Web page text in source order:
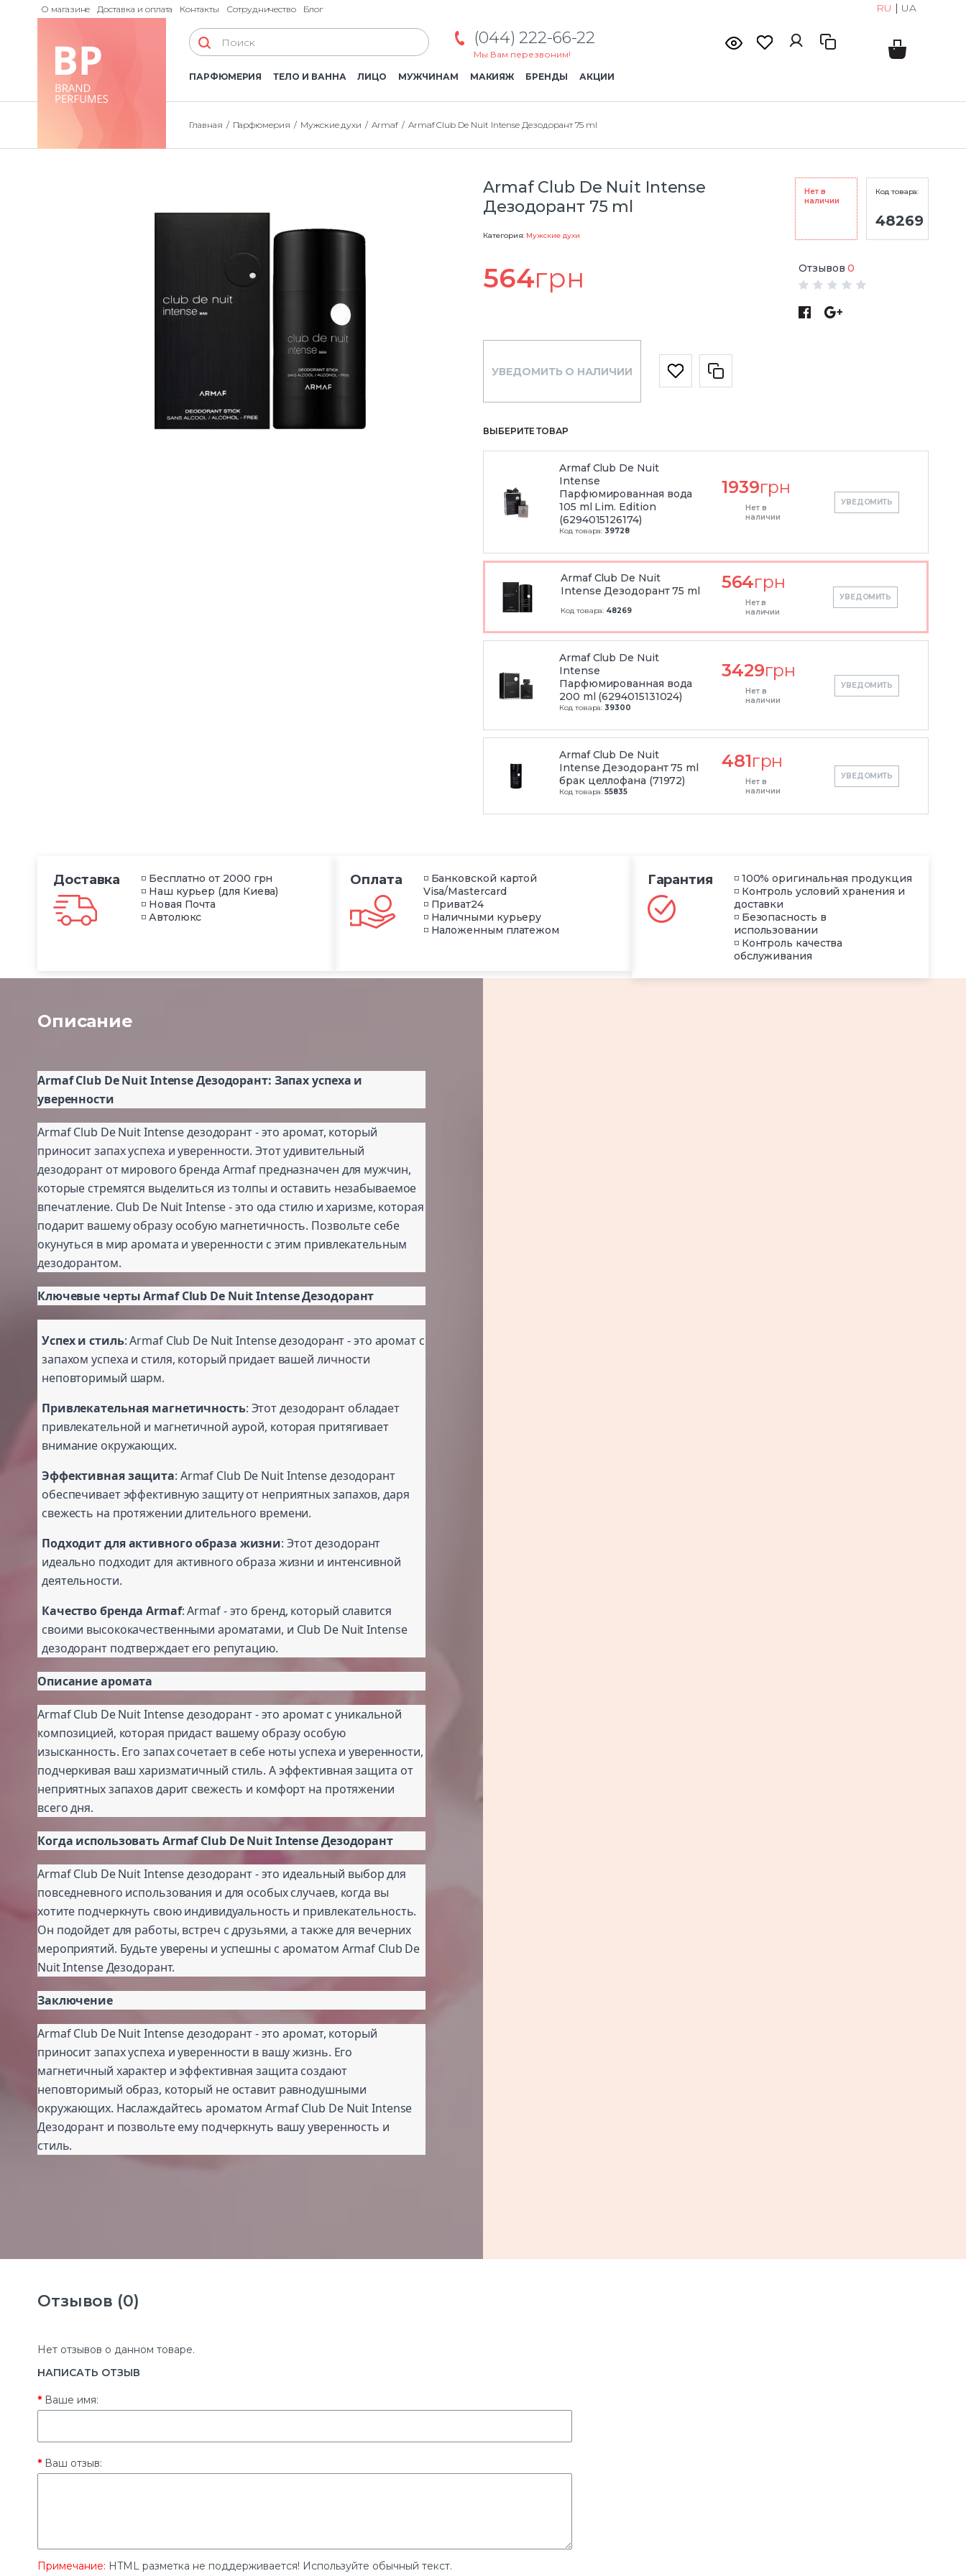
О магазине Доставка и оплата Контакты Сотрудничество Блог RU | UA
(044) 222-66-22
Мы Вам перезвоним!
ПАРФЮМЕРИЯ ТЕЛО И ВАННА ЛИЦО МУЖЧИНАМ МАКИЯЖ БРЕНДЫ АКЦИИ
Главная Парфюмерия Мужские духи Armaf Armaf Club De Nuit Intense Дезодорант 75 ml
Armaf Club De Nuit Intense
Дезодорант 75 ml
Категория: Мужские духи
Нет в
наличии
Код товара:
48269
564грн Отзывов 0
УВЕДОМИТЬ О НАЛИЧИИ
ВЫБЕРИТЕ ТОВАР
Armaf Club De Nuit
Intense
Парфюмированная вода
105 ml Lim. Edition
(6294015126174)
Код товара: 39728
1939грн
Нет в
наличии
УВЕДОМИТЬ
Armaf Club De Nuit
Intense Дезодорант 75 ml
Код товара: 48269
564грн
Нет в
наличии
УВЕДОМИТЬ
Armaf Club De Nuit
Intense
Парфюмированная вода
200 ml (6294015131024)
Код товара: 39300
3429грн
Нет в
наличии
УВЕДОМИТЬ
Armaf Club De Nuit
Intense Дезодорант 75 ml
брак целлофана (71972)
Код товара: 55835
481грн
Нет в
наличии
УВЕДОМИТЬ
Доставка
◽ Бесплатно от 2000 грн
◽ Наш курьер (для Киева)
◽ Новая Почта
◽ Автолюкс
Оплата
◽ Банковской картой
Visa/Mastercard
◽ Приват24
◽ Наличными курьеру
◽ Наложенным платежом
Гарантия
◽ 100% оригинальная продукция
◽ Контроль условий хранения и
доставки
◽ Безопасность в
использовании
◽ Контроль качества
обслуживания
Описание
Armaf Club De Nuit Intense Дезодорант: Запах успеха и
уверенности
Armaf Club De Nuit Intense дезодорант - это аромат, который
приносит запах успеха и уверенности. Этот удивительный
дезодорант от мирового бренда Armaf предназначен для мужчин,
которые стремятся выделиться из толпы и оставить незабываемое
впечатление. Club De Nuit Intense - это ода стилю и харизме, которая
подарит вашему образу особую магнетичность. Позвольте себе
окунуться в мир аромата и уверенности с этим привлекательным
дезодорантом.
Ключевые черты Armaf Club De Nuit Intense Дезодорант
Успех и стиль: Armaf Club De Nuit Intense дезодорант - это аромат с
запахом успеха и стиля, который придает вашей личности
неповторимый шарм.
Привлекательная магнетичность: Этот дезодорант обладает
привлекательной и магнетичной аурой, которая притягивает
внимание окружающих.
Эффективная защита: Armaf Club De Nuit Intense дезодорант
обеспечивает эффективную защиту от неприятных запахов, даря
свежесть на протяжении длительного времени.
Подходит для активного образа жизни: Этот дезодорант
идеально подходит для активного образа жизни и интенсивной
деятельности.
Качество бренда Armaf: Armaf - это бренд, который славится
своими высококачественными ароматами, и Club De Nuit Intense
дезодорант подтверждает его репутацию.
Описание аромата
Armaf Club De Nuit Intense дезодорант - это аромат с уникальной
композицией, которая придаст вашему образу особую
изысканность. Его запах сочетает в себе ноты успеха и уверенности,
подчеркивая ваш харизматичный стиль. А эффективная защита от
неприятных запахов дарит свежесть и комфорт на протяжении
всего дня.
Когда использовать Armaf Club De Nuit Intense Дезодорант
Armaf Club De Nuit Intense дезодорант - это идеальный выбор для
повседневного использования и для особых случаев, когда вы
хотите подчеркнуть свою индивидуальность и привлекательность.
Он подойдет для работы, встреч с друзьями, а также для вечерних
мероприятий. Будьте уверены и успешны с ароматом Armaf Club De
Nuit Intense Дезодорант.
Заключение
Armaf Club De Nuit Intense дезодорант - это аромат, который
приносит запах успеха и уверенности в вашу жизнь. Его
магнетичный характер и эффективная защита создают
неповторимый образ, который не оставит равнодушными
окружающих. Наслаждайтесь ароматом Armaf Club De Nuit Intense
Дезодорант и позвольте ему подчеркнуть вашу уверенность и
стиль.
Отзывов (0)
Нет отзывов о данном товаре.
НАПИСАТЬ ОТЗЫВ
Ваше имя:
Ваш отзыв:
Примечание: HTML разметка не поддерживается! Используйте обычный текст.